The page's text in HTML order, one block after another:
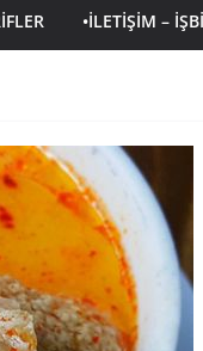
•İLETIŞIM –